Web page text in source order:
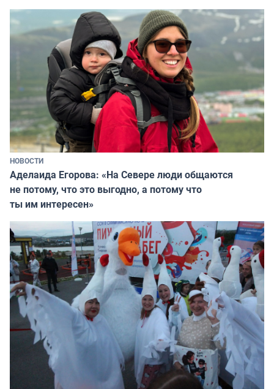
НОВОСТИ
Аделаида Егорова: «На Севере люди общаются
не потому, что это выгодно, а потому что
ты им интересен»